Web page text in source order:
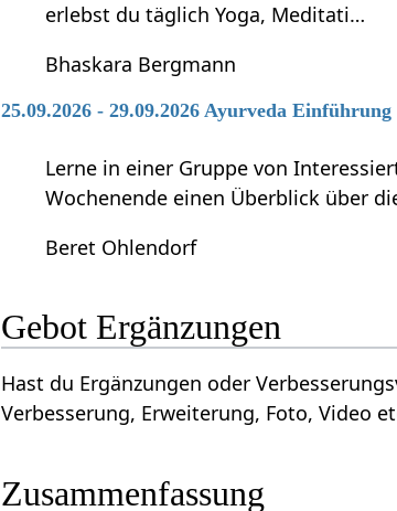
erlebst du täglich Yoga, Meditati…
Bhaskara Bergmann
25.09.2026 - 29.09.2026 Ayurveda
Lerne in einer Gruppe von
Wochenende einen Überblick über
Beret Ohlendorf
Gebot‏‎ Ergänzungen
Hast du Ergänzungen oder Verbesserungsvorschläge zu
Verbesserung, Erweiterung, Foto, Video
Zusammenfassung